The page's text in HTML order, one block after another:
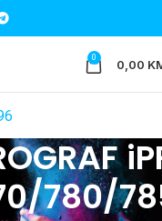
0 0,00
780/